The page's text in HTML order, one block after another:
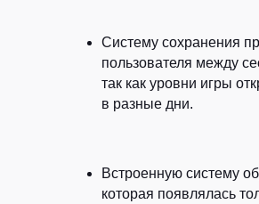
Систему сохранения
пользователя между
так как уровни игры
в разные дни.
Встроенную систему
которая появлялась